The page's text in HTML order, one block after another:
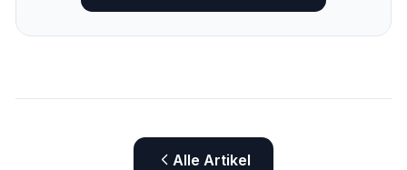
Alle Artikel